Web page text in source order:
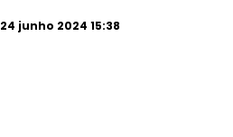
24 junho 2024 15:38